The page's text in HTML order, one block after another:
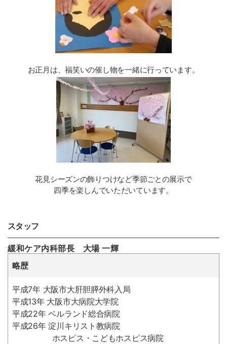
お正月は、福笑いの催し物を一緒に行っています。
花見シーズンの飾りつけなど季節ごとの展示で
四季を楽しんでいただいています。
スタッフ
緩和ケア内科部長 大場 一輝
略歴
平成7年 大阪市大肝胆膵外科入局
平成13年 大阪市大病院大学院
平成22年 ベルランド総合病院
平成26年 淀川キリスト教病院
ホスピス・こどもホスピス病院